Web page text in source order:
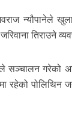
न्यौपानेले
तिराउने
सञ्चालन गरेको
पोलिथिन